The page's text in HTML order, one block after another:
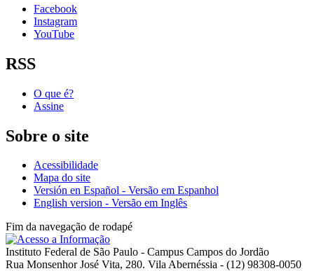
Facebook
Instagram
YouTube
RSS
O que é?
Assine
Sobre o site
Acessibilidade
Mapa do site
Versión en Español - Versão em Espanhol
English version - Versão em Inglês
Fim da navegação de rodapé
Instituto Federal de São Paulo - Campus Campos do Jordão
Rua Monsenhor José Vita, 280. Vila Abernéssia - (12) 98308-0050